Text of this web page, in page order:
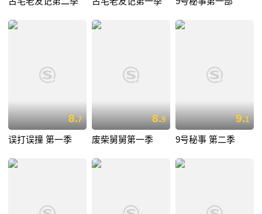
8.7
误打误撞 第一季
8.9
废柴舅舅第一季
9.1
9号秘事 第二季